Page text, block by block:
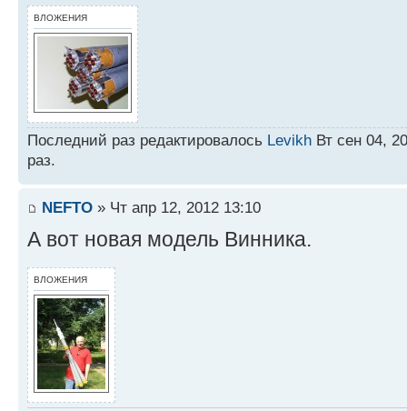
ВЛОЖЕНИЯ
Последний раз редактировалось Levikh Вт сен 04,
раз.
NEFTO » Чт апр 12, 2012 13:10
А вот новая модель Винника.
ВЛОЖЕНИЯ